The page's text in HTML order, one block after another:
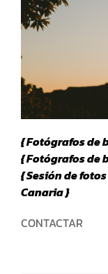
{ Fotógrafos de
{ Fotógrafos de
{ Sesión de
Canaria }
CONTACTAR